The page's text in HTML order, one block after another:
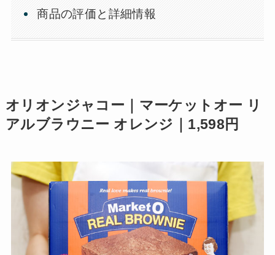
商品の評価と詳細情報
オリオンジャコー｜マーケットオー リ
アルブラウニー オレンジ｜1,598円